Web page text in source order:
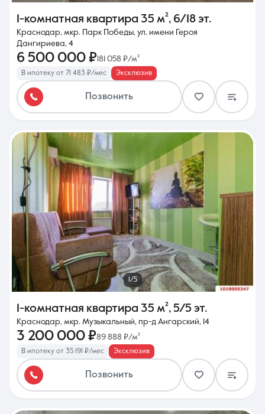
1-комнатная квартира 35 м², 6/18 эт.
Краснодар, мкр. Парк Победы, ул. имени Героя
Дангириева, 4
6 500 000 ₽ 181 058 ₽/м²
В ипотеку от 71 483 ₽/мес Эксклюзив
Позвонить
1/5
1-комнатная квартира 35 м², 5/5 эт.
Краснодар, мкр. Музыкальный, пр-д Ангарский, 14
3 200 000 ₽89 888 ₽/м²
В ипотеку от 35 191 ₽/мес Эксклюзив
Позвонить